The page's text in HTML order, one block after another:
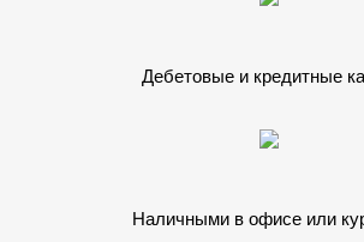
Дебетовые и кредитные
Наличными в офисе или